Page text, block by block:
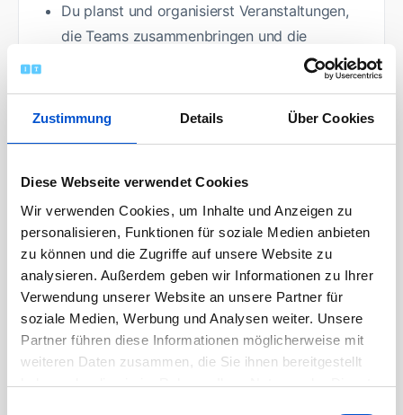
Zustimmung Details Über Cookies
Diese Webseite verwendet Cookies
Wir verwenden Cookies, um Inhalte und Anzeigen zu
personalisieren, Funktionen für soziale Medien anbieten
zu können und die Zugriffe auf unsere Website zu
analysieren. Außerdem geben wir Informationen zu Ihrer
Verwendung unserer Website an unsere Partner für
soziale Medien, Werbung und Analysen weiter. Unsere
Partner führen diese Informationen möglicherweise mit
weiteren Daten zusammen, die Sie ihnen bereitgestellt
haben oder die sie im Rahmen Ihrer Nutzung der Dienste
Du planst und organisierst Veranstaltungen,
die Teams zusammenbringen und die
ansprechender Trainingsunterlagen bringst du
Im Bereich der Videobearbeitung schneidest
und gestaltest du Inhalte so, dass Botschaften
visuell überzeugend und wirkungsvoll
präsentiert werden.
Eigenständig verantwortest du die interne
Projektkommunikation und erstellst dabei
fesselnde Blogposts sowie informative
Newsletter, um alle Beteiligten auf dem
Laufenden zu halten und zu begeistern.